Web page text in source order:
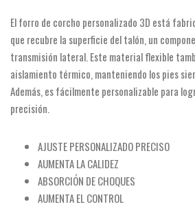
El forro de corcho personalizado 3D está
que recubre la superficie del talón, un
transmisión lateral. Este material flexible
aislamiento térmico, manteniendo los pies
Además, es fácilmente personalizable para
precisión.
AJUSTE PERSONALIZADO PRECISO
AUMENTA LA CALIDEZ
ABSORCIÓN DE CHOQUES
AUMENTA EL CONTROL